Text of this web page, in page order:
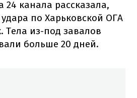
24 канала рассказала,
удара по Харьковской ОГА
Тела из-под завалов
больше 20 дней.